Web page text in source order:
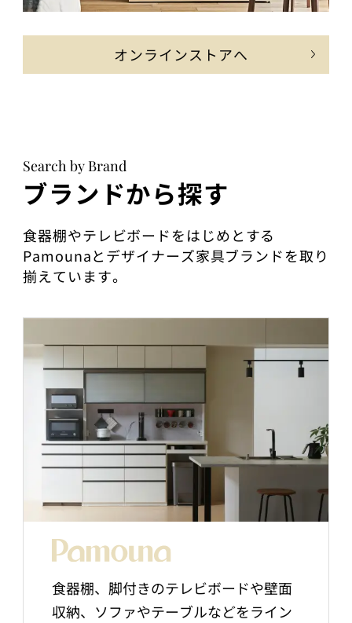
オンラインストアへ
Search by Brand
ブランドから探す
食器棚やテレビボードをはじめとする
Pamounaとデザイナーズ家具ブランドを取り
揃えています。
食器棚、脚付きのテレビボードや壁面
収納、ソファやテーブルなどをライン